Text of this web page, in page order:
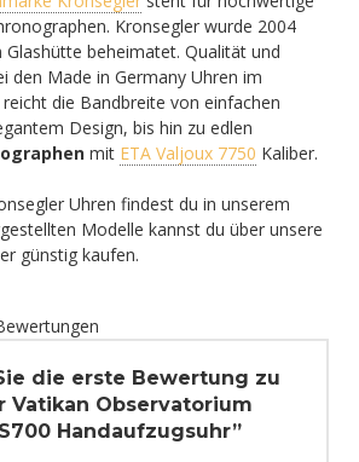
Kronsegler wurde 2004
Glashütte beheimatet. Qualität und
den Made in Germany Uhren im
die Bandbreite von einfachen
Design, bis hin zu edlen
mit ETA Valjoux 7750 Kaliber.
Uhren findest du in unserem
Modelle kannst du über unsere
günstig kaufen.
die erste Bewertung zu
Vatikan Observatorium
Handaufzugsuhr”